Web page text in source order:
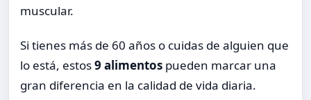
muscular.
Si tienes más de 60 años o cuidas de alguien que
lo está, estos9 alimentos pueden marcar una
gran diferencia en la calidad de vida diaria.